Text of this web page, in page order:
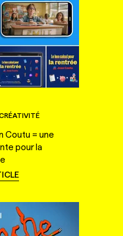
Coutu = une
pour la